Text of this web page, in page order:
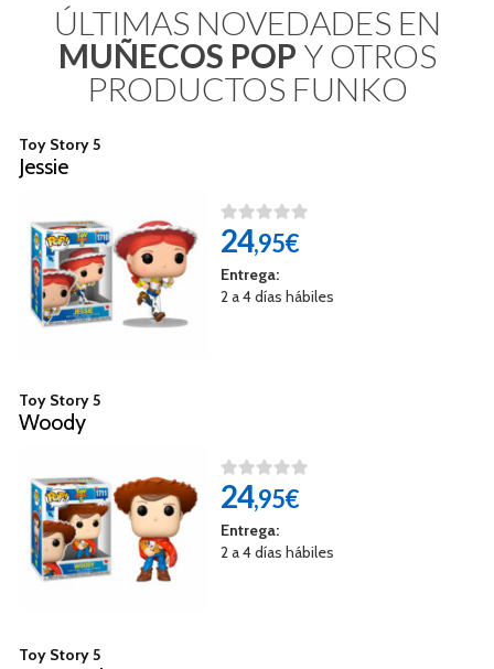
ÚLTIMAS NOVEDADES EN
MUÑECOS POP Y OTROS
PRODUCTOS FUNKO
Toy Story 5
Jessie
24,95€
Entrega:
2 a 4 días hábiles
Toy Story 5
Woody
24,95€
Entrega:
2 a 4 días hábiles
Toy Story 5